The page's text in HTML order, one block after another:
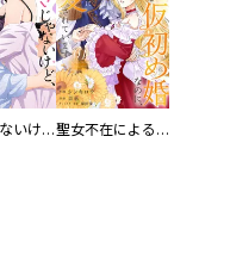
好きじゃないけど、抱いてください【電子単行本版／特典おまけ付き】 聖女不在による仮初め婚なのに、不器用な王太子に溺愛されています【電子単行本版／特典おまけ付き】